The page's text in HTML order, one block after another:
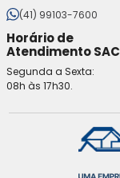
(41) 99103-7600
Horário de
Atendimento SAC
Segunda a Sexta:
08h às 17h30.